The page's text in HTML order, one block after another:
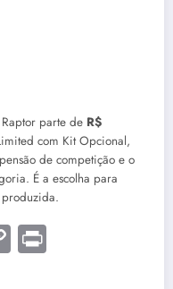
parte de R$
com Kit Opcional,
de competição e o
É a escolha para
Copy
Link